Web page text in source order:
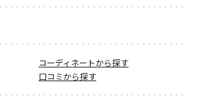
コーディネートから探す
口コミから探す